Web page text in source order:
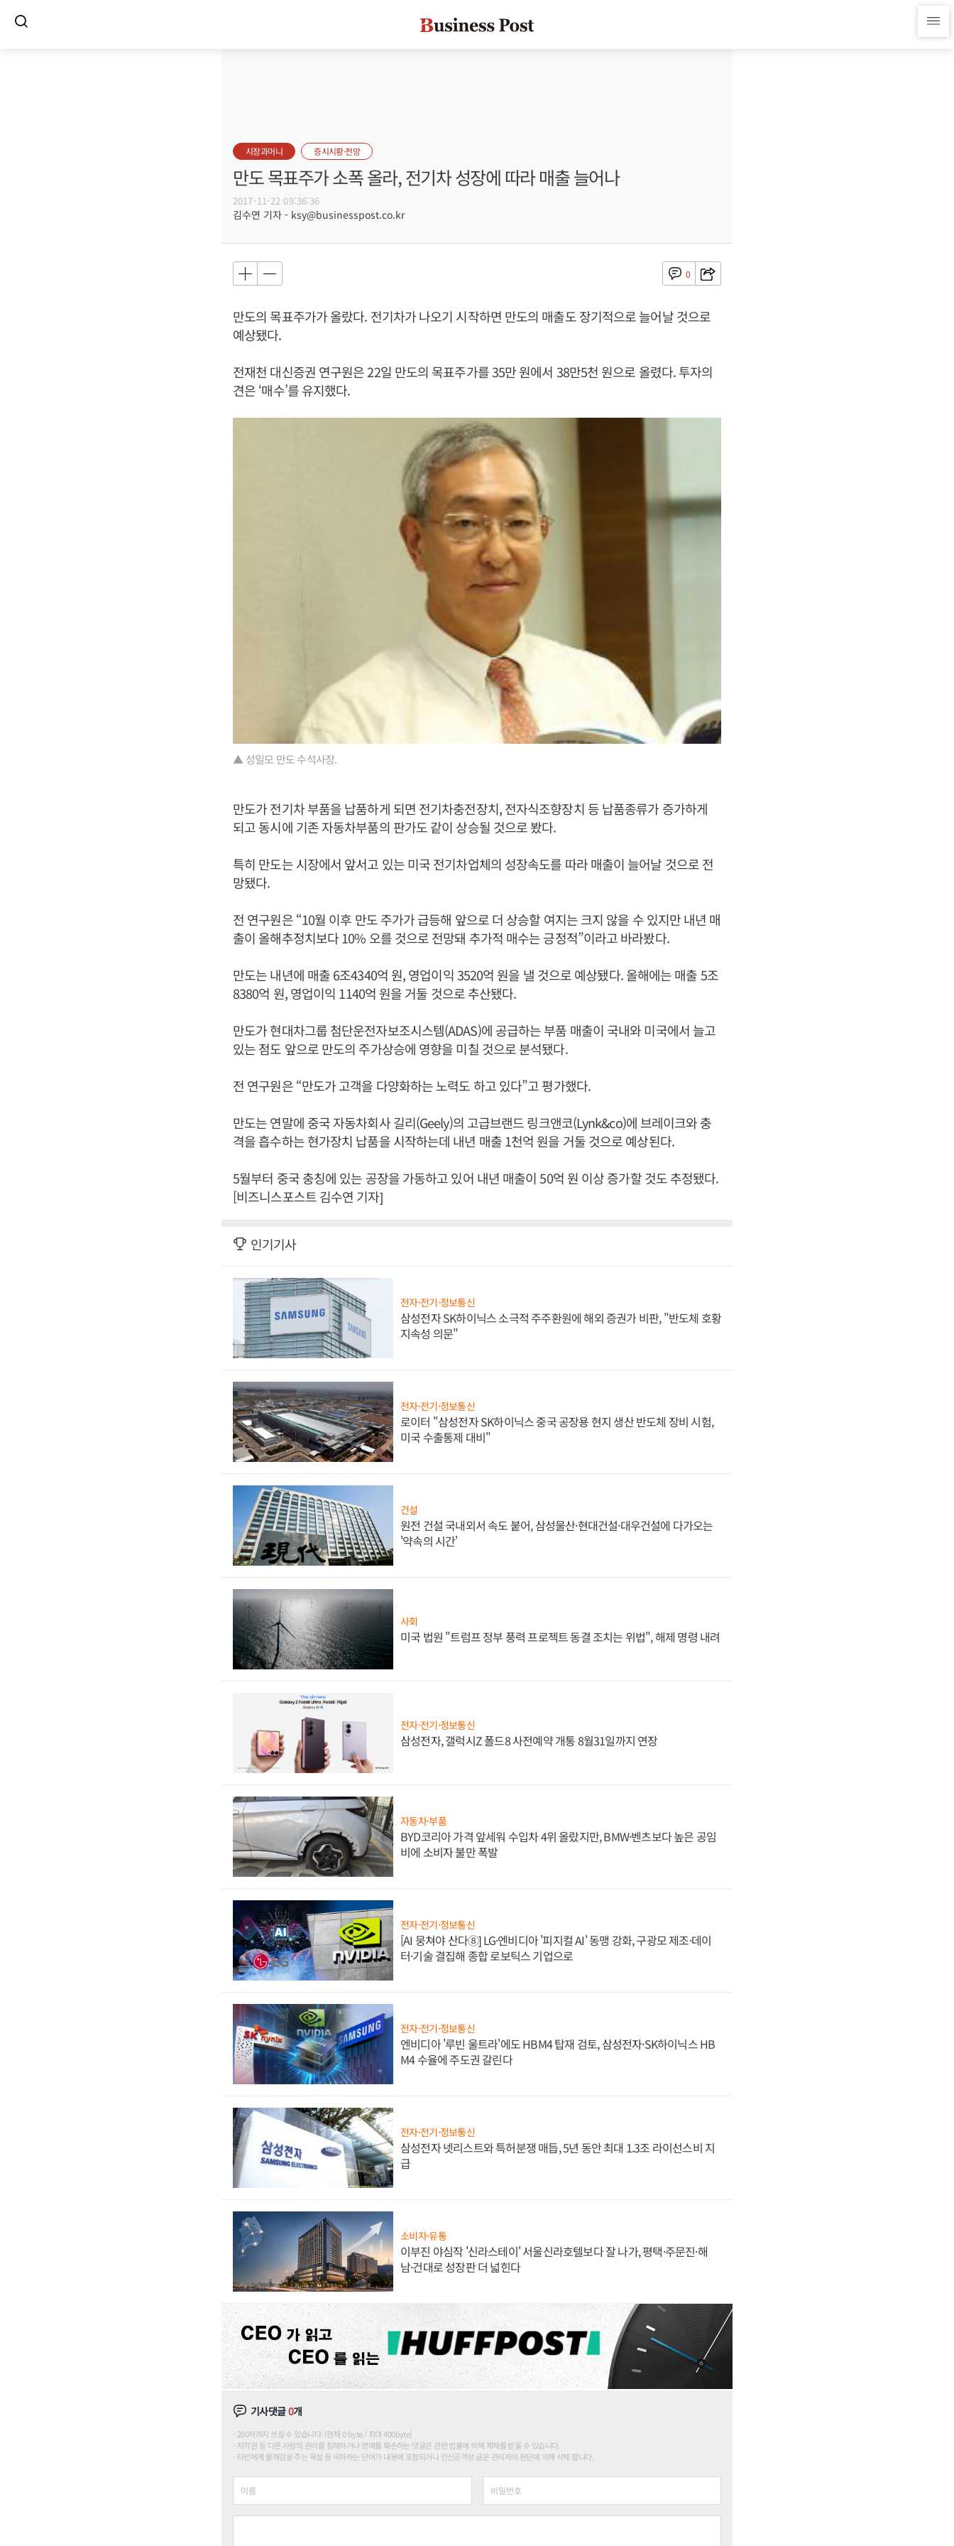
시장과머니 증시시황·전망
만도 목표주가 소폭 올라, 전기차 성장에 따라 매출 늘어나
2017-11-22 09:36:36
김수연 기자 - ksy@businesspost.co.kr
0
만도의 목표주가가 올랐다. 전기차가 나오기 시작하면 만도의 매출도 장기적으로 늘어날 것으로
예상됐다.
전재천 대신증권 연구원은 22일 만도의 목표주가를 35만 원에서 38만5천 원으로 올렸다. 투자의
견은 ‘매수’를 유지했다.
▲ 성일모 만도 수석사장.
만도가 전기차 부품을 납품하게 되면 전기차충전장치, 전자식조향장치 등 납품종류가 증가하게
되고 동시에 기존 자동차부품의 판가도 같이 상승될 것으로 봤다.
특히 만도는 시장에서 앞서고 있는 미국 전기차업체의 성장속도를 따라 매출이 늘어날 것으로 전
망됐다.
전 연구원은 “10월 이후 만도 주가가 급등해 앞으로 더 상승할 여지는 크지 않을 수 있지만 내년 매
출이 올해추정치보다 10% 오를 것으로 전망돼 추가적 매수는 긍정적”이라고 바라봤다.
만도는 내년에 매출 6조4340억 원, 영업이익 3520억 원을 낼 것으로 예상됐다. 올해에는 매출 5조
8380억 원, 영업이익 1140억 원을 거둘 것으로 추산됐다.
만도가 현대차그룹 첨단운전자보조시스템(ADAS)에 공급하는 부품 매출이 국내와 미국에서 늘고
있는 점도 앞으로 만도의 주가상승에 영향을 미칠 것으로 분석됐다.
전 연구원은 “만도가 고객을 다양화하는 노력도 하고 있다”고 평가했다.
만도는 연말에 중국 자동차회사 길리(Geely)의 고급브랜드 링크앤코(Lynk&co)에 브레이크와 충
격을 흡수하는 현가장치 납품을 시작하는데 내년 매출 1천억 원을 거둘 것으로 예상된다.
5월부터 중국 충칭에 있는 공장을 가동하고 있어 내년 매출이 50억 원 이상 증가할 것도 추정됐다.
[비즈니스포스트 김수연 기자]
인기기사
전자·전기·정보통신
삼성전자 SK하이닉스 소극적 주주환원에 해외 증권가 비판, "반도체 호황
지속성 의문"
전자·전기·정보통신
로이터 "삼성전자 SK하이닉스 중국 공장용 현지 생산 반도체 장비 시험,
미국 수출통제 대비"
건설
원전 건설 국내외서 속도 붙어, 삼성물산·현대건설·대우건설에 다가오는
'약속의 시간'
사회
미국 법원 "트럼프 정부 풍력 프로젝트 동결 조치는 위법", 해제 명령 내려
전자·전기·정보통신
삼성전자, 갤럭시Z 폴드8 사전예약 개통 8월31일까지 연장
자동차·부품
BYD코리아 가격 앞세워 수입차 4위 올랐지만, BMW·벤츠보다 높은 공임
비에 소비자 불만 폭발
전자·전기·정보통신
[AI 뭉쳐야 산다⑧] LG·엔비디아 '피지컬 AI' 동맹 강화, 구광모 제조·데이
터·기술 결집해 종합 로보틱스 기업으로
전자·전기·정보통신
엔비디아 '루빈 울트라'에도 HBM4 탑재 검토, 삼성전자·SK하이닉스 HB
M4 수율에 주도권 갈린다
전자·전기·정보통신
삼성전자 넷리스트와 특허분쟁 매듭, 5년 동안 최대 1.3조 라이선스비 지
급
소비자·유통
이부진 야심작 '신라스테이' 서울신라호텔보다 잘 나가, 평택·주문진·해
남·건대로 성장판 더 넓힌다
기사댓글0개
200자까지 쓰실 수 있습니다. (현재 0 byte / 최대 400byte)
저작권 등 다른 사람의 권리를 침해하거나 명예를 훼손하는 댓글은 관련 법률에 의해 제재를 받을 수 있습니다.
타인에게 불쾌감을 주는 욕설 등 비하하는 단어가 내용에 포함되거나 인신공격성 글은 관리자의 판단에 의해 삭제 합니다.